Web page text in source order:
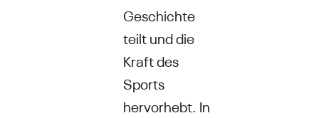
Geschichte
teilt und die
Kraft des
Sports
hervorhebt. In